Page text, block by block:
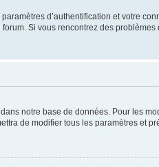
d’authentification et votre
Si vous rencontrez des
notre base de données. Pour les
de modifier tous les paramètres et